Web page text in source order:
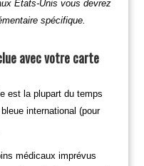
Etats-Unis vous devrez
spécifique.
avec votre carte
est la plupart du temps
international (pour
médicaux imprévus